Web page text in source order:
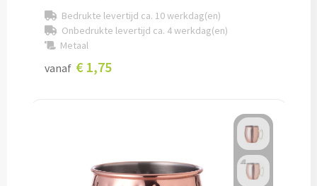
Snoepblikken bedrukken
Kauwgom bedrukken
Bedrukte levertijd ca. 10 werkdag(en)
Onbedrukte levertijd ca. 4 werkdag(en)
Metaal
vanaf € 1,75